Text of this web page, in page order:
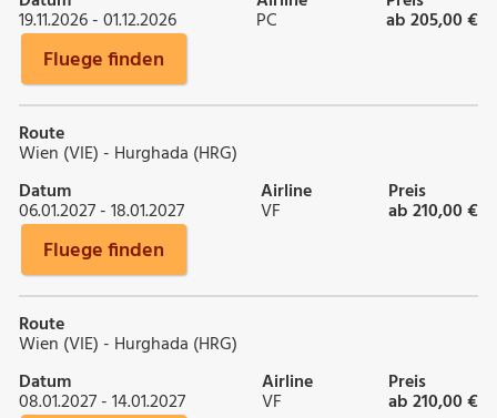
19.11.2026 - 01.12.2026 PC ab 205,00 €
Fluege finden
Route
Wien (VIE) - Hurghada (HRG)
Datum
06.01.2027 - 18.01.2027
Airline
VF
Preis
ab 210,00 €
Fluege finden
Route
Wien (VIE) - Hurghada (HRG)
Datum
08.01.2027 - 14.01.2027
Airline
VF
Preis
ab 210,00 €